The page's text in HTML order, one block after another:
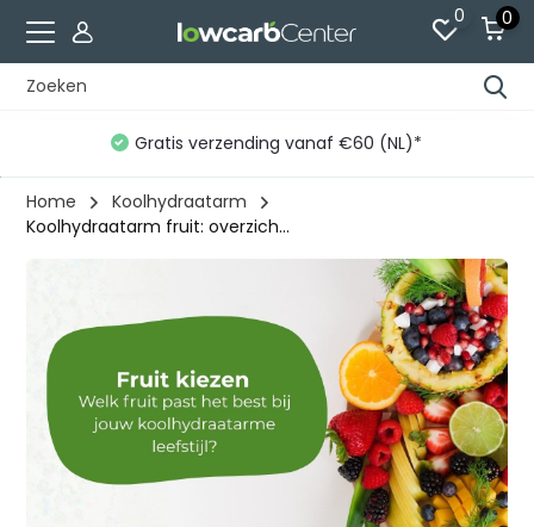
0 0
Gratis verzending vanaf €60 (NL)*
Home
Koolhydraatarm
Koolhydraatarm fruit: overzich...